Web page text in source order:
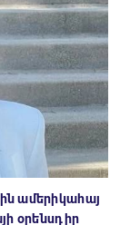
ամերիկահայ
օրենսդիր